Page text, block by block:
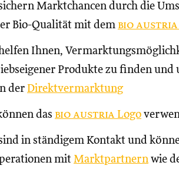
Marktchancen durch die
Bio-Qualität mit dem bio austria
Ihnen,
Produkte zu finden und
der Direktvermarktung
das bio austria Logo
in ständigem Kontakt und
mit Marktpartnernwie